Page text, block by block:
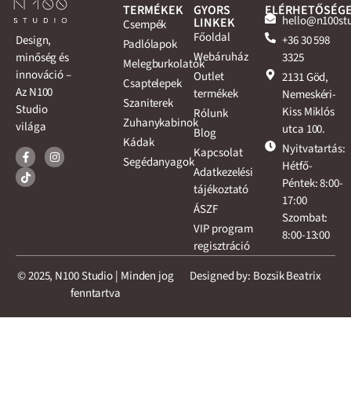
Design,
minőség és
innováció –
Az N100
Studio
világa
TERMÉKEK
Csempék
Padlólapok
Melegburkolatok
Csaptelepek
Szaniterek
Zuhanykabinok
Kádak
Segédanyagok
GYORS
LINKEK
Főoldal
Webáruház
Outlet
termékek
Rólunk
Blog
Kapcsolat
Adatkezelési
tájékoztató
ÁSZF
VIP program
regisztráció
+36 30 598
3325
2131 Göd,
Nemeskéri-
Kiss Miklós
utca 100.
Nyitvatartás:
Hétfő-
Péntek: 8:00-
17:00
Szombat:
8:00-13:00
© 2025, N100 Studio | Minden jog
fenntartva
Designed by: Bozsik Beatrix